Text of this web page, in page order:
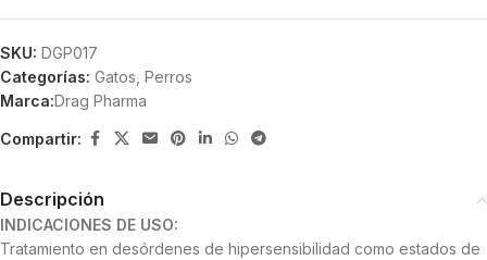
SKU: DGP017
Categorías: Gatos Perros
Marca:Drag Pharma
Compartir:
Descripción
INDICACIONES DE USO:
Tratamiento en desórdenes de hipersensibilidad como estados de